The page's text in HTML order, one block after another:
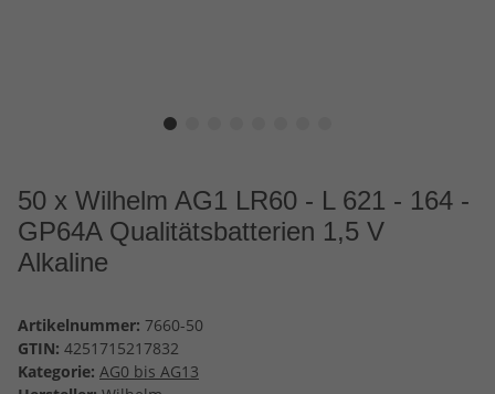
50 x Wilhelm AG1 LR60 - L 621 - 164 -
GP64A Qualitätsbatterien 1,5 V
Alkaline
Artikelnummer: 7660-50
GTIN: 4251715217832
Kategorie: AG0 bis AG13